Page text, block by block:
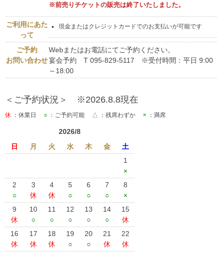
※前売りチケットの販売は終了いたしました。
ご利用にあた
って
現金またはクレジットカードでのお支払いが可能です
ご予約
お問い合わせ
Webまたはお電話にてご予約ください。
宴会予約 T 095-829-5117 ※受付時間：平日 9:00
～18:00
＜ご予約状況＞ ※2026.8.8現在
休 ：休業日 ○ ：ご予約可能 △ ：残席わずか × ：満席
2026/8
日
月 火 水 木 金
土
1
×
2
○
3
休
4
休
5
○
6
○
7
○
8
×
9
休
10
○
11
○
12
○
13
○
14
○
15
休
16
休
17
休
18
休
19
○
20
○
21
休
22
休